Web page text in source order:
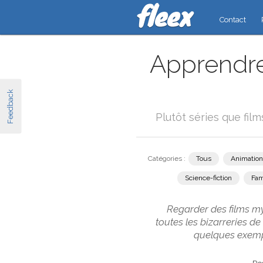
Feedback
Contact
Plutôt séries que
Catégories : Tous Animation
Science-fiction
Regarder des films
toutes les bizarreries
quelques